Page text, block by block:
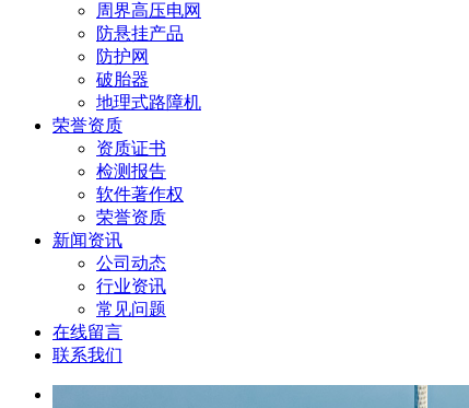
周界高压电网
防悬挂产品
防护网
破胎器
地理式路障机
荣誉资质
资质证书
检测报告
软件著作权
荣誉资质
新闻资讯
公司动态
行业资讯
常见问题
在线留言
联系我们